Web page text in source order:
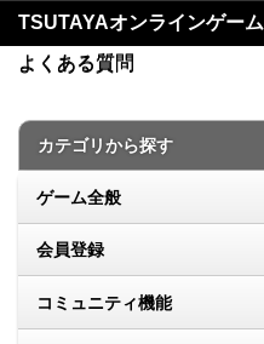
TSUTAYAオンラインゲーム
よくある質問
カテゴリから探す
ゲーム全般
会員登録
コミュニティ機能